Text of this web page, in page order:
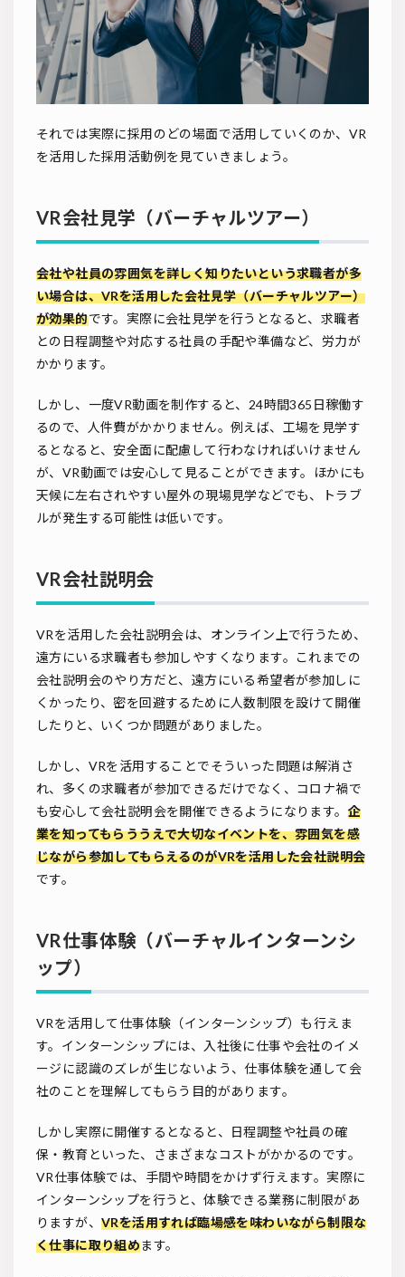
それでは実際に採用のどの場面で活用していくのか、VR
を活用した採用活動例を見ていきましょう。
VR会社見学（バーチャルツアー）
会社や社員の雰囲気を詳しく知りたいという求職者が多
い場合は、VRを活用した会社見学（バーチャルツアー）
が効果的です。実際に会社見学を行うとなると、求職者
との日程調整や対応する社員の手配や準備など、労力が
かかります。
しかし、一度VR動画を制作すると、24時間365日稼働す
るので、人件費がかかりません。例えば、工場を見学す
るとなると、安全面に配慮して行わなければいけません
が、VR動画では安心して見ることができます。ほかにも
天候に左右されやすい屋外の現場見学などでも、トラブ
ルが発生する可能性は低いです。
VR会社説明会
VRを活用した会社説明会は、オンライン上で行うため、
遠方にいる求職者も参加しやすくなります。これまでの
会社説明会のやり方だと、遠方にいる希望者が参加しに
くかったり、密を回避するために人数制限を設けて開催
したりと、いくつか問題がありました。
しかし、VRを活用することでそういった問題は解消さ
れ、多くの求職者が参加できるだけでなく、コロナ禍で
も安心して会社説明会を開催できるようになります。 企
業を知ってもらううえで大切なイベントを、雰囲気を感
じながら参加してもらえるのがVRを活用した会社説明会
です。
VR仕事体験（バーチャルインターンシ
ップ）
VRを活用して仕事体験（インターンシップ）も行えま
す。インターンシップには、入社後に仕事や会社のイメ
ージに認識のズレが生じないよう、仕事体験を通して会
社のことを理解してもらう目的があります。
しかし実際に開催するとなると、日程調整や社員の確
保・教育といった、さまざまなコストがかかるのです。
VR仕事体験では、手間や時間をかけず行えます。実際に
インターンシップを行うと、体験できる業務に制限があ
りますが、 VRを活用すれば臨場感を味わいながら制限な
く仕事に取り組めます。